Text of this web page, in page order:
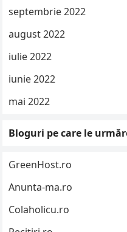
septembrie 2022
august 2022
iulie 2022
iunie 2022
mai 2022
Bloguri pe care le
GreenHost.ro
Anunta-ma.ro
Colaholicu.ro